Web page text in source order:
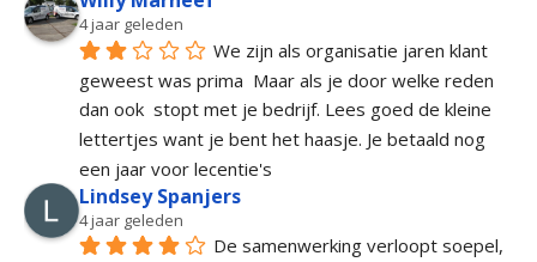
4 jaar geleden
We zijn als organisatie jaren klant
geweest was prima  Maar als je door welke reden
dan ook  stopt met je bedrijf. Lees goed de kleine
lettertjes want je bent het haasje. Je betaald nog
een jaar voor lecentie's
Lindsey Spanjers
4 jaar geleden
De samenwerking verloopt soepel,